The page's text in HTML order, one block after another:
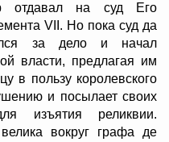
отдавал на суд Его
VII. Но пока суд да
за дело и начал
власти, предлагая им
в пользу королевского
и посылает своих
изъятия реликвии.
вокруг графа де